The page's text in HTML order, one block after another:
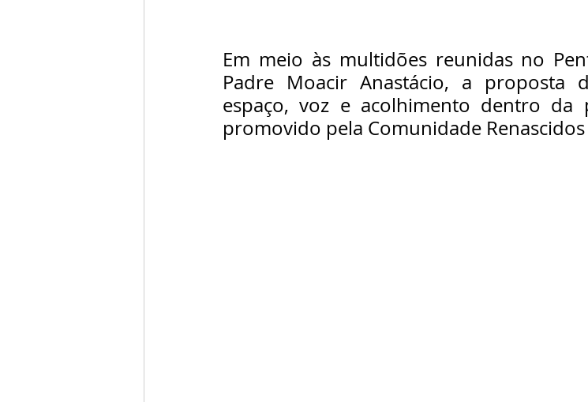
Em meio às multidões reunidas no
Padre Moacir Anastácio, a proposta
espaço, voz e acolhimento dentro da
promovido pela Comunidade Renascidos